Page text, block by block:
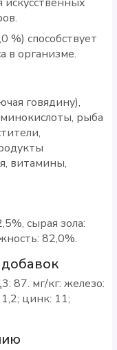
%) способствует
в организме.
говядину),
рыба
витамины,
сырая зола:
82,0%.
87. мг/кг: железо:
цинк: 11;